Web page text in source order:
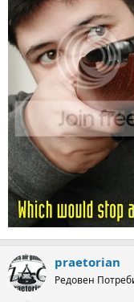
praetorian
Редовен